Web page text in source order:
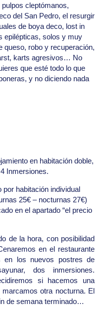
cleptómanos,
del San Pedro, el resurgir
de boya deco, lost in
epilépticas, solos y muy
queso, robo y recuperación,
karts agresivos… No
que esté todo lo que
y no diciendo nada
en habitación doble,
Inmersiones.
por habitación individual
25€ – nocturnas 27€)
en el apartado “el precio
de la hora, con posibilidad
en el restaurante
en los nuevos postres de
dos inmersiones.
si hacemos una
otra nocturna. El
de semana terminado…